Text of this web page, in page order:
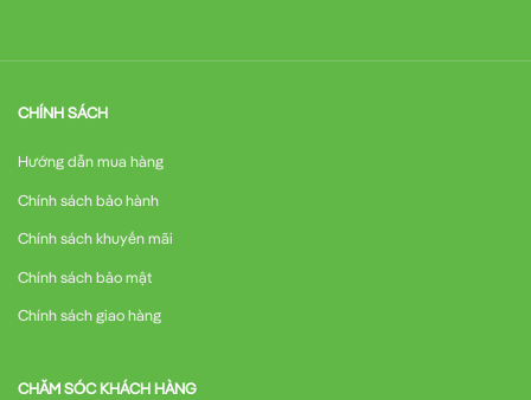
CHÍNH SÁCH
Hướng dẫn mua hàng
Chính sách bảo hành
Chính sách khuyến mãi
Chính sách bảo mật
Chính sách giao hàng
CHĂM SÓC KHÁCH HÀNG